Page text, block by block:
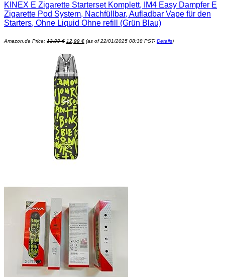
KINEX E Zigarette Starterset Komplett, IM4 Easy Dampfer E
Zigarette Pod System, Nachfüllbar, Aufladbar Vape für den
Starters, Ohne Liquid Ohne refill (Grün Blau)
Amazon.de Price: 13,99€ Preis
13,99 €
12,99 €Preis
(as of 22/01/2025 08:38 PST- Details)